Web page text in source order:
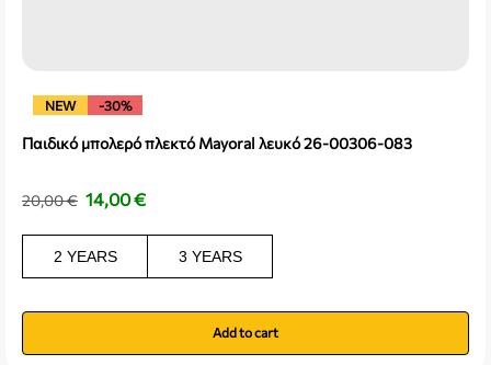
NEW -30%
Παιδικό μπολερό πλεκτό Mayoral λευκό 26-00306-083
20,00€ 14,00€
2 YEARS 3 YEARS
Add to cart